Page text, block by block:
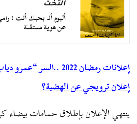
التخت
ألبوم أنا بحبك أنت :
عن هوية مستقلة
إعلانات رمضان 2022
إعلان ترويجي عن الهضبة؟
ينتهي الإعلان بإطلاق حمامات بيضاء